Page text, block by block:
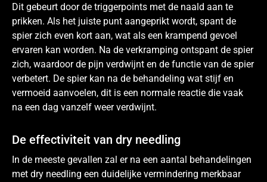
Dit gebeurt door de triggerpoints met de naald aan te
prikken. Als het juiste punt aangeprikt wordt, spant de
spier zich even kort aan, wat als een krampend gevoel
ervaren kan worden. Na de verkramping ontspant de spier
zich, waardoor de pijn verdwijnt en de functie van de spier
verbetert. De spier kan na de behandeling wat stijf en
vermoeid aanvoelen, dit is een normale reactie die vaak
na een dag vanzelf weer verdwijnt.
De effectiviteit van dry needling
In de meeste gevallen zal er na een aantal behandelingen
met dry needling een duidelijke vermindering merkbaar